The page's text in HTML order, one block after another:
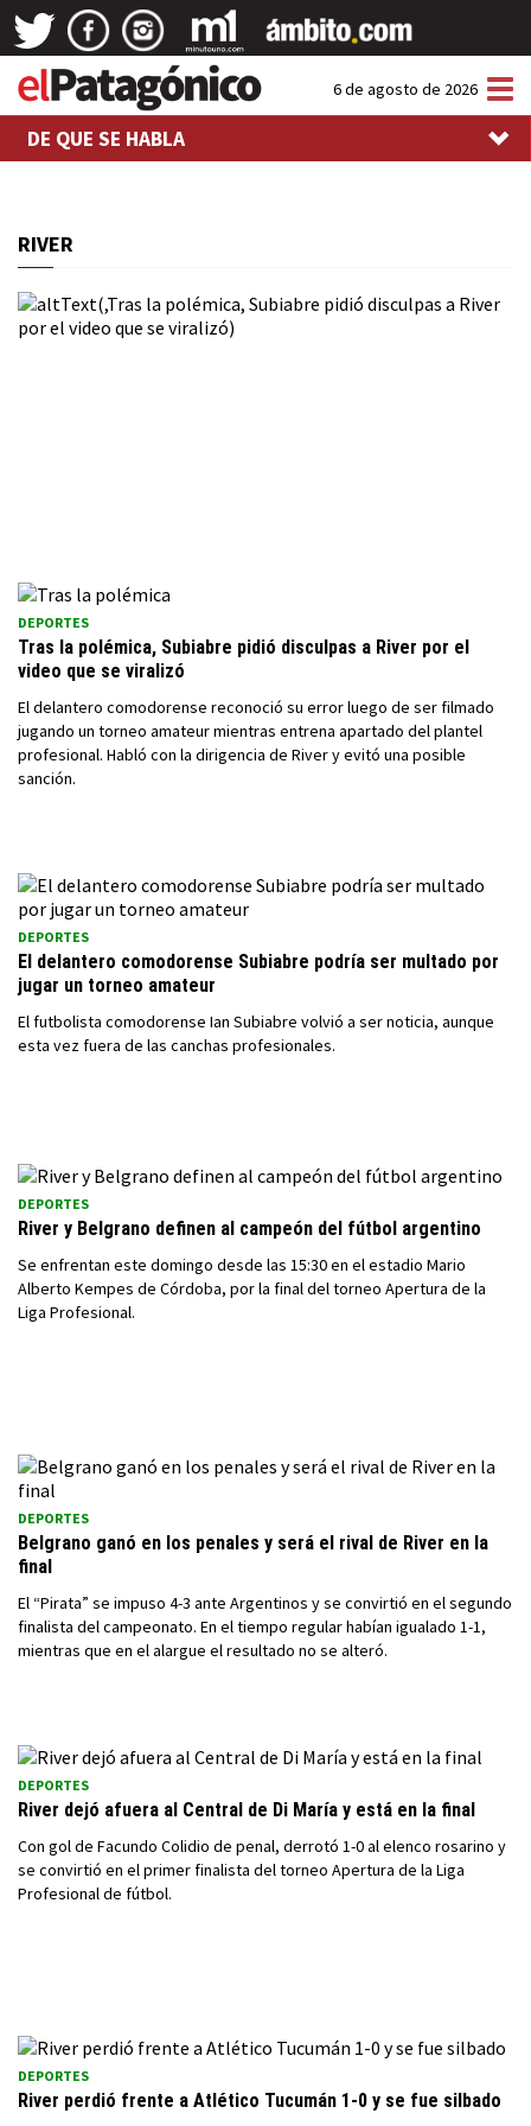
6 de agosto de 2026
DE QUE SE HABLA
RIVER
DEPORTES
Tras la polémica, Subiabre pidió disculpas a River por el
video que se viralizó
El delantero comodorense reconoció su error luego de ser filmado
jugando un torneo amateur mientras entrena apartado del plantel
profesional. Habló con la dirigencia de River y evitó una posible
sanción.
DEPORTES
El delantero comodorense Subiabre podría ser multado por
jugar un torneo amateur
El futbolista comodorense Ian Subiabre volvió a ser noticia, aunque
esta vez fuera de las canchas profesionales.
DEPORTES
River y Belgrano definen al campeón del fútbol argentino
Se enfrentan este domingo desde las 15:30 en el estadio Mario
Alberto Kempes de Córdoba, por la final del torneo Apertura de la
Liga Profesional.
DEPORTES
Belgrano ganó en los penales y será el rival de River en la
final
El “Pirata” se impuso 4-3 ante Argentinos y se convirtió en el segundo
finalista del campeonato. En el tiempo regular habían igualado 1-1,
mientras que en el alargue el resultado no se alteró.
DEPORTES
River dejó afuera al Central de Di María y está en la final
Con gol de Facundo Colidio de penal, derrotó 1-0 al elenco rosarino y
se convirtió en el primer finalista del torneo Apertura de la Liga
Profesional de fútbol.
DEPORTES
River perdió frente a Atlético Tucumán 1-0 y se fue silbado